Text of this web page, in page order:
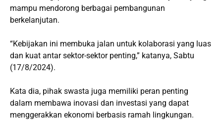
mampu mendorong berbagai pembangunan
berkelanjutan.
“Kebijakan ini membuka jalan untuk kolaborasi yang luas
dan kuat antar sektor-sektor penting,” katanya, Sabtu
(17/8/2024).
Kata dia, pihak swasta juga memiliki peran penting
dalam membawa inovasi dan investasi yang dapat
menggerakkan ekonomi berbasis ramah lingkungan.